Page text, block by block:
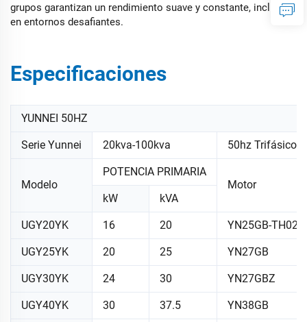
grupos garantizan un rendimiento suave y constante, incluso
en entornos desafiantes.
Especificaciones
YUNNEI 50HZ
Serie Yunnei 20kva-100kva 50hz Trifásico
Modelo
POTENCIA PRIMARIA
Motor
kW
kVA
UGY20YK 16 20 YN25GB-TH025
UGY25YK 20 25 YN27GB
UGY30YK 24 30 YN27GBZ
UGY40YK 30 37.5 YN38GB